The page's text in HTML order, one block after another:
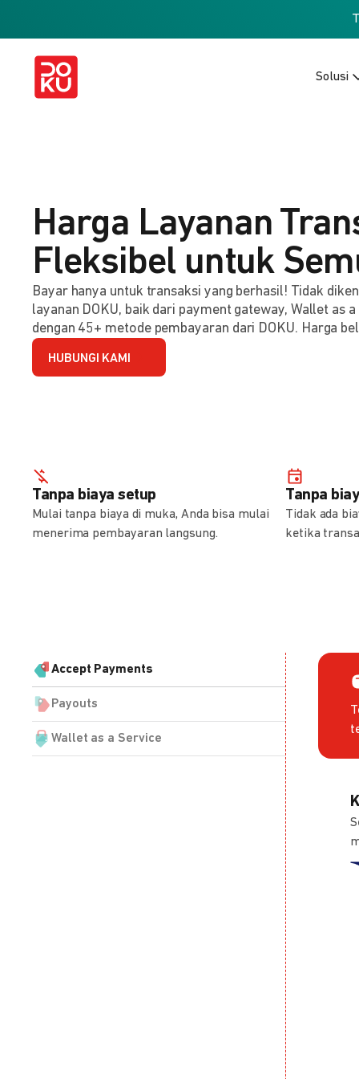
Solusi
Harga Layanan
Fleksibel untuk
Bayar hanya untuk transaksi yang berhasil! Tidak
layanan DOKU, baik dari payment gateway, Wallet as
dengan 45+ metode pembayaran dari DOKU. Harga
HUBUNGI KAMI
Tanpa biaya setup
Mulai tanpa biaya di muka, Anda bisa mulai
menerima pembayaran langsung.
Tanpa
Tidak ada
ketika
Accept Payments
Payouts
Wallet as a Service